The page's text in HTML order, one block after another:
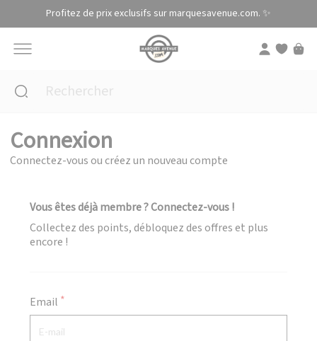
Profitez de prix exclusifs sur marquesavenue.com. ✨
Connexion
Connectez-vous ou créez un nouveau compte
Vous êtes déjà membre ? Connectez-vous !
Collectez des points, débloquez des offres et plus
encore !
Email
Panneau de gestion des cookies